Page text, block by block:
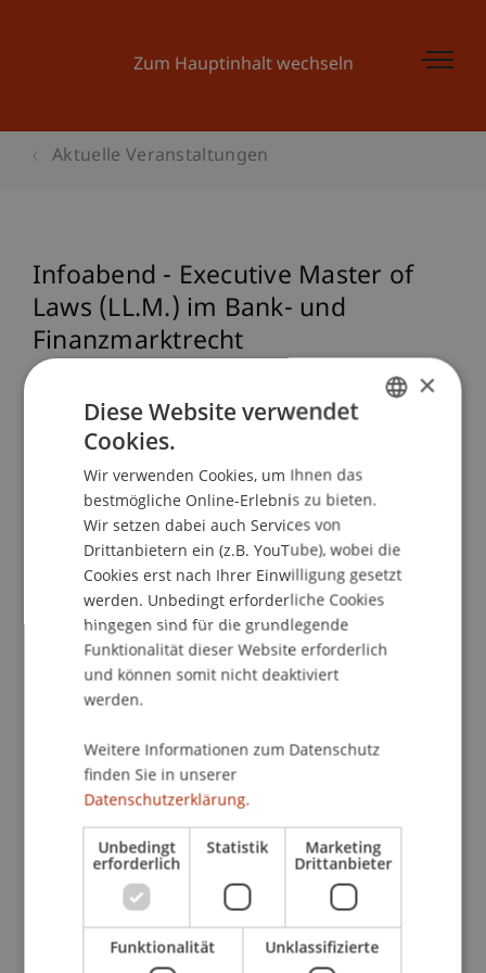
Zum Hauptinhalt wechseln
Aktuelle Veranstaltungen
Infoabend - Executive Master of
Laws (LL.M.) im Bank- und
Finanzmarktrecht
School/Professur:
Bank- und Finanzmarktrecht
Informationsveranstaltung zum
(Executive Master of Laws (LL.M.) im Bank- und
Finanzmarktrecht) mit Start im September 2024.
Die Studiengangsverantwortlichen stehen Ihnen
beim anschliessenden Apéro gerne für ein
persönliches Gespräch zur Verfügung.
Veranstaltungsdetails
Kontakt
×
Diese Website verwendet
Cookies.
Wir verwenden Cookies, um Ihnen das
bestmögliche Online-Erlebnis zu bieten.
Wir setzen dabei auch Services von
Drittanbietern ein (z.B. YouTube), wobei die
Cookies erst nach Ihrer Einwilligung gesetzt
werden. Unbedingt erforderliche Cookies
hingegen sind für die grundlegende
Funktionalität dieser Website erforderlich
und können somit nicht deaktiviert
werden.
Weitere Informationen zum Datenschutz
finden Sie in unserer
Datenschutzerklärung.
Unbedingt
erforderlich
Statistik Marketing
Drittanbieter
Funktionalität Unklassifizierte